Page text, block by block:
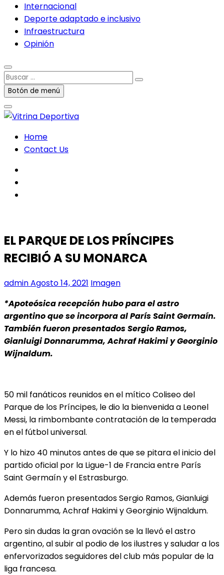
Internacional
Deporte adaptado e inclusivo
Infraestructura
Opinión
Buscar
…Botón de menú
Home
Contact Us
EL PARQUE DE LOS PRÍNCIPES
RECIBIÓ A SU MONARCA
adminAgosto 14, 2021 Imagen
*Apoteósica recepción hubo para el astro
argentino que se incorpora al París Saint Germaín.
También fueron presentados Sergio Ramos,
Gianluigi Donnarumma, Achraf Hakimi y Georginio
Wijnaldum.
50 mil fanáticos reunidos en el mítico Coliseo del
Parque de los Príncipes, le dio la bienvenida a Leonel
Messi, la rimbombante contratación de la temperada
en el fútbol universal.
Y lo hizo 40 minutos antes de que se pitara el inicio del
partido oficial por la Ligue-1 de Francia entre París
Saint Germaín y el Estrasburgo.
Además fueron presentados Sergio Ramos, Gianluigi
Donnarumma, Achraf Hakimi y Georginio Wijnaldum.
Pero sin dudas la gran ovación se la llevó el astro
argentino, al subir al podio de los ilustres y saludar a los
enfervorizados seguidores del club más popular de la
liga francesa.